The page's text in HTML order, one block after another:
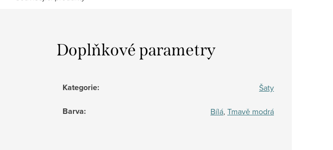
Doplňkové parametry
Kategorie: Šaty
Barva: Bílá, Tmavě modrá